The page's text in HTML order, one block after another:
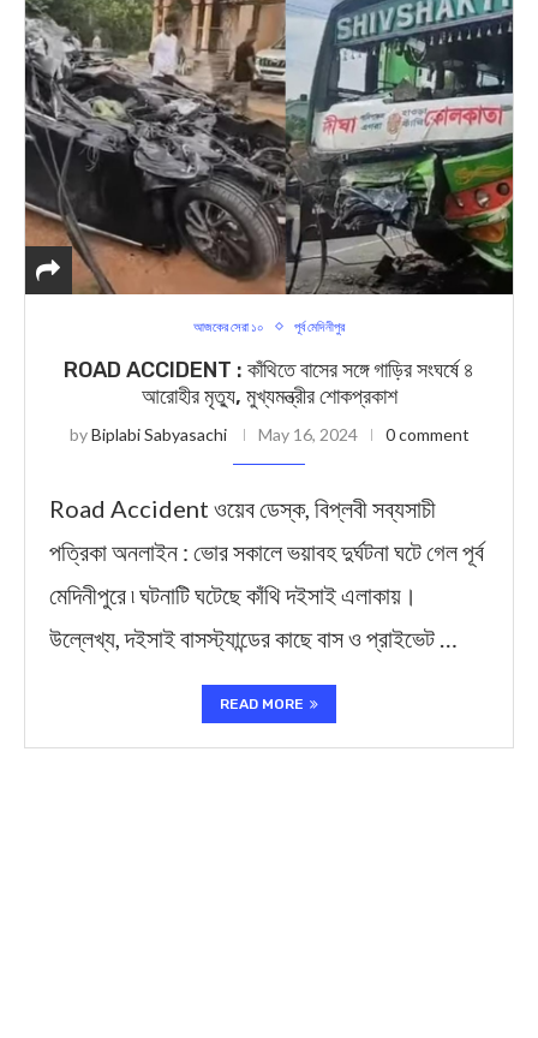
আজকের সেরা ১০ পূর্ব মেদিনীপুর
ROAD ACCIDENT : কাঁথিতে বাসের সঙ্গে গাড়ির সংঘর্ষে ৪
আরোহীর মৃত্যু, মুখ্যমন্ত্রীর শোকপ্রকাশ
byBiplabi Sabyasachi May 16, 2024 0 comment
Road Accident ওয়েব ডেস্ক, বিপ্লবী সব্যসাচী
পত্রিকা অনলাইন : ভোর সকালে ভয়াবহ দুর্ঘটনা ঘটে গেল পূর্ব
মেদিনীপুরে ৷ ঘটনাটি ঘটেছে কাঁথি দইসাই এলাকায়।
উল্লেখ্য, দইসাই বাসস্ট্যান্ডের কাছে বাস ও প্রাইভেট …
READ MORE